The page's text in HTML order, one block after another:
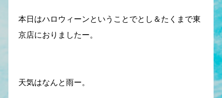
本日はハロウィーンということでとし＆たくまで東
京店におりましたー。
天気はなんと雨ー。